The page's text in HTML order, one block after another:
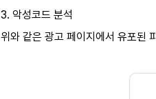
3. 악성코드 분석
위와 같은 광고 페이지에서 유포된